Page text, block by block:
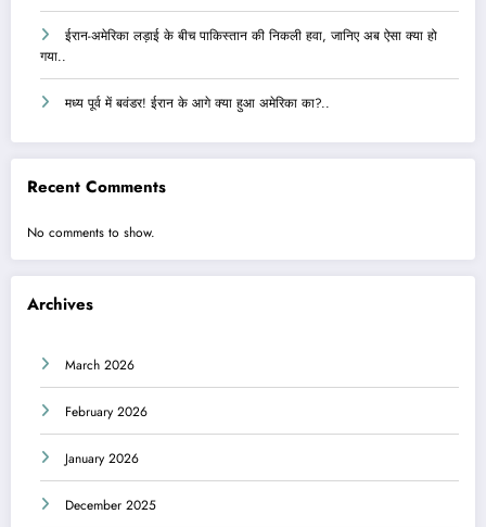
ईरान-अमेरिका लड़ाई के बीच पाकिस्तान की निकली हवा, जानिए अब ऐसा क्या हो
गया..
मध्य पूर्व में बवंडर! ईरान के आगे क्या हुआ अमेरिका का?..
Recent Comments
No comments to show.
Archives
March 2026
February 2026
January 2026
December 2025